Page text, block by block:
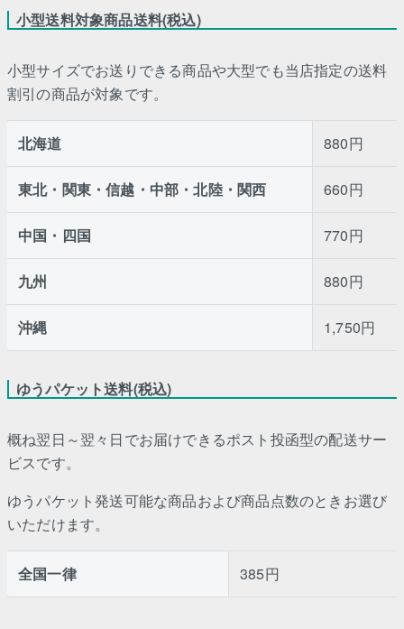
小型送料対象商品送料(税込)
小型サイズでお送りできる商品や大型でも当店指定の送料
割引の商品が対象です。
北海道 880円
東北・関東・信越・中部・北陸・関西 660円
中国・四国 770円
九州 880円
沖縄 1,750円
ゆうパケット送料(税込)
概ね翌日～翌々日でお届けできるポスト投函型の配送サー
ビスです。
ゆうパケット発送可能な商品および商品点数のときお選び
いただけます。
全国一律 385円